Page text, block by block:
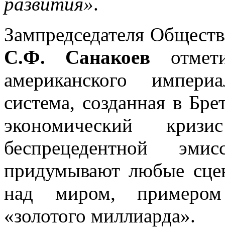
Зампредседателя
С.Ф. Санакоев
американского
система, созданная в
экономический
беспрецедентной
придумывают любые
над миром, примером
«золотого миллиарда».